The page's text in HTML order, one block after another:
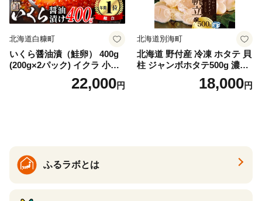
北海道白糠町
いくら醤油漬（鮭卵） 400g
(200g×2パック) イクラ 小分
け いくら醤油漬 鮭いくら い
くら醤油漬け 鮭 鮭卵 ikura
22,000円
北海道別海町
北海道 野付産 冷凍 ホタテ 貝
柱 ジャンボホタテ500g 濃厚
な旨味と甘み （ほたて ホタ
テ 帆立 貝柱 ホタテ貝柱 大玉
18,000円
ふるラボとは